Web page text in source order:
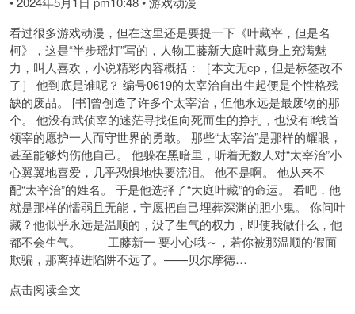
看过很多游戏动漫，但在这里还是要提一下《叶藏宰，但是名
柯》，这是“半步瑶灯”写的，人物工藤新大庭叶藏身上充满魅
力，叫人喜欢，小说精彩内容概括：［本文无cp，但是标签改不
了］ 他到底是谁呢？ 编号0619的太宰治自出生起便是个性格残
缺的废品。 [书]曾创造了许多个太宰治，但他永远是最废物的那
个。 他没有武侦宰的迷茫寻找但向死而生的挣扎，也没有if线首
领宰的愿护一人而守世界的勇敢。 那些“太宰治”是那样的耀眼，
甚至能够灼伤他自己。 他躲在黑暗里，听着无数人对“太宰治”小
心翼翼地喜爱，几乎恐惧地快要流泪。 他不是啊。 他从来不
配“太宰治”的姓名。 于是他选择了“大庭叶藏”的命运。 看吧，他
就是那样的懦弱且无能，宁愿把自己埋葬深渊的胆小鬼。 你问叶
藏？他似乎永远是温顺的，没了生气的权力，即使我做什么，他
都不会生气。 ――工藤新一 要小心哦～，若你被那温顺的假面
欺骗，那离掉进陷阱不远了。——贝尔摩德…
点击阅读全文